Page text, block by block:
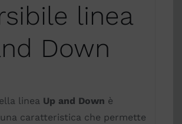
linea
Down
linea Up and Down è
caratteristica che permette